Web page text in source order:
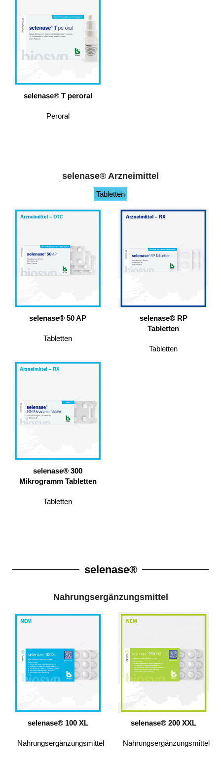
selenase® T peroral
Peroral
selenase® Arzneimittel
Tabletten
selenase® 50 AP
Tabletten
selenase® RP
Tabletten
Tabletten
selenase® 300
Mikrogramm Tabletten
Tabletten
selenase®
Nahrungsergänzungsmittel
selenase® 100 XL
Nahrungsergänzungsmittel
selenase® 200 XXL
Nahrungsergänzungsmittel